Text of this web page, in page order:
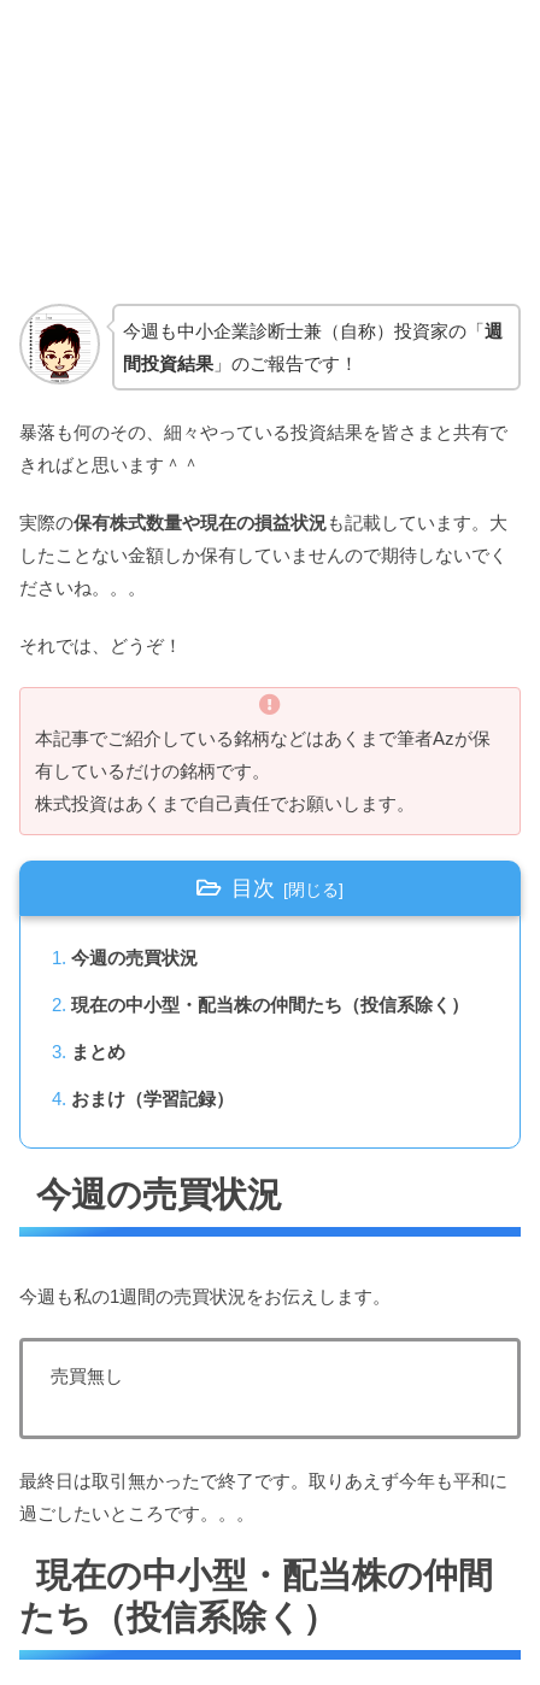
今週も中小企業診断士兼（自称）投資家の「週
間投資結果」のご報告です！
暴落も何のその、細々やっている投資結果を皆さまと共有で
きればと思います＾＾
実際の保有株式数量や現在の損益状況も記載しています。大
したことない金額しか保有していませんので期待しないでく
ださいね。。。
それでは、どうぞ！
本記事でご紹介している銘柄などはあくまで筆者Azが保
有しているだけの銘柄です。
株式投資はあくまで自己責任でお願いします。
目次
今週の売買状況
現在の中小型・配当株の仲間たち（投信系除く）
まとめ
おまけ（学習記録）
今週の売買状況
今週も私の1週間の売買状況をお伝えします。
売買無し
最終日は取引無かったで終了です。取りあえず今年も平和に
過ごしたいところです。。。
現在の中小型・配当株の仲間
たち（投信系除く）